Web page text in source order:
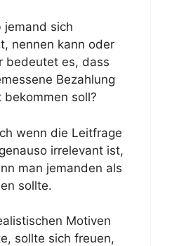
jemand sich
nennen kann oder
bedeutet es, dass
Bezahlung
soll?
wenn die Leitfrage
irrelevant ist,
man jemanden als
sollte.
Motiven
sollte sich freuen,